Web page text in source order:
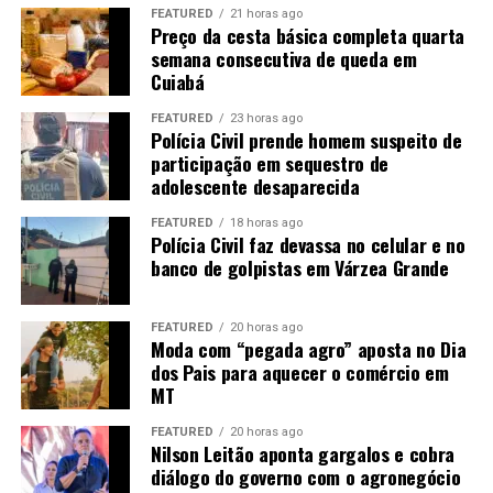
consumido em Mato Grosso. Os outros 7,3 bilhões
precisam ser transportados para outros mercados.
“Então nós temos um desafio aí para levar
biocombustíveis”
está a implantação de umetanoldutopara conectar
Mato Grosso aos grandes centros consumidores, como
São Paulo e Rio de Janeiro.“Nós precisamos sonhar com
um etanolduto. Nós já estamos fazendo um projeto, tem
alguns trabalhos nesse sentido”.
A expansão ferroviária, a duplicação da BR-163 e a
reduzir o custo de transporte. A ligação com o Arco
Norte pode ampliar ainda o acesso aos mercados
internacionais, principalmente na Ásia e na Europa.
FEATURED 21 horas ago
Preço da cesta básica completa quarta
semana consecutiva de queda em
Cuiabá
FEATURED 23 horas ago
Polícia Civil prende homem suspeito de
participação em sequestro de
adolescente desaparecida
FEATURED 18 horas ago
Polícia Civil faz devassa no celular e no
banco de golpistas em Várzea Grande
FEATURED 20 horas ago
Moda com “pegada agro” aposta no Dia
dos Pais para aquecer o comércio em
MT
FEATURED 20 horas ago
Nilson Leitão aponta gargalos e cobra
diálogo do governo com o agronegócio